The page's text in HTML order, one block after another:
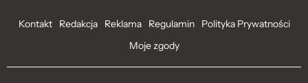
Kontakt Redakcja Reklama Regulamin
Polityka Prywatności
Moje zgody